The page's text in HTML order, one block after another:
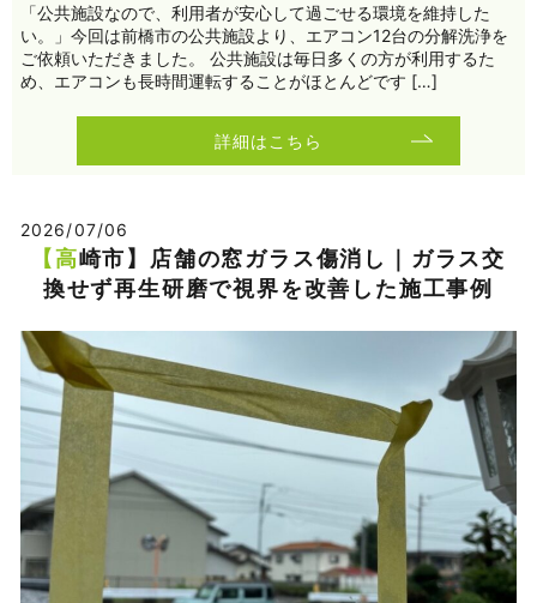
「公共施設なので、利用者が安心して過ごせる環境を維持した
い。」今回は前橋市の公共施設より、エアコン12台の分解洗浄を
ご依頼いただきました。 公共施設は毎日多くの方が利用するた
め、エアコンも長時間運転することがほとんどです […]
詳細はこちら
2026/07/06
【高崎市】店舗の窓ガラス傷消し｜ガラス交
換せず再生研磨で視界を改善した施工事例